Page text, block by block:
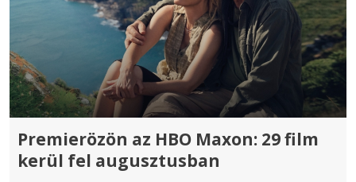
Premierözön az HBO Maxon: 29 film
kerül fel augusztusban